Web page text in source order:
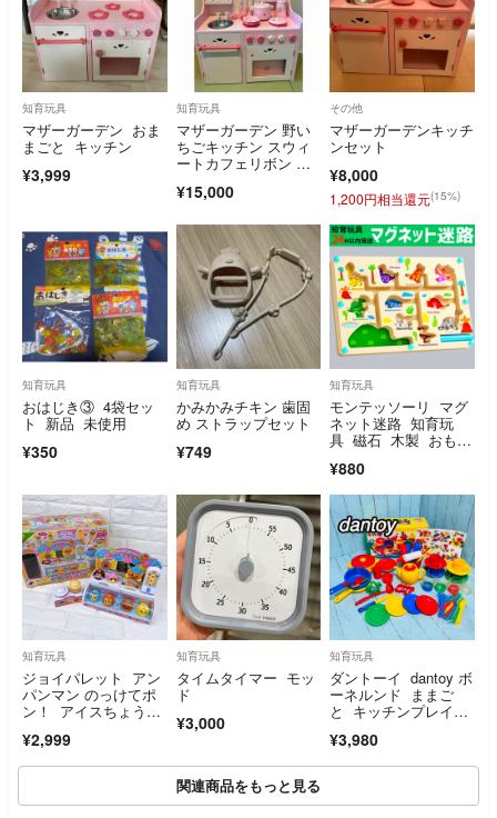
知育玩具
マザーガーデン おま
まごと キッチン
¥3,999
知育玩具
マザーガーデン 野い
ちごキッチン スウィ
ートカフェリボン 木
¥15,000
その他
マザーガーデンキッチ
ンセット
¥8,000
1,200円相当還元(15%)
知育玩具
おはじき③ 4袋セッ
ト 新品 未使用
¥350
知育玩具
かみかみチキン 歯固
め ストラップセット
¥749
知育玩具
モンテッソーリ マグ
ネット迷路 知育玩
具 磁石 木製 おもち
¥880
知育玩具
ジョイパレット アン
パンマン のっけてポ
ン！ アイスちょうだ
¥2,999
知育玩具
タイムタイマー モッ
ド
¥3,000
知育玩具
ダントーイ dantoy ボ
ーネルンド ままご
と キッチンプレイセ
¥3,980
関連商品をもっと見る